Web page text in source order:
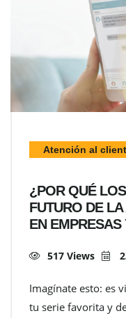
Atención al
¿POR QUÉ
FUTURO DE
EN
517 Views
Imagínate esto: es
tu serie favorita y